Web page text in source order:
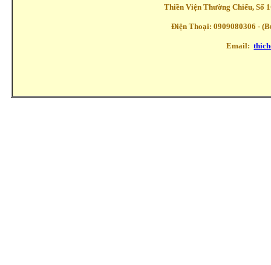
Thiền Viện Thường Chiếu, Số
Điện Thoại: 0909080306 -
Email: